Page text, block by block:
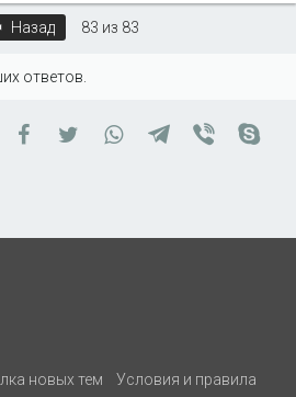
Назад 83 из 83
ответов.
FacebookTwitterWhatsAppTelegram
Viber
новых тем Условия и правила